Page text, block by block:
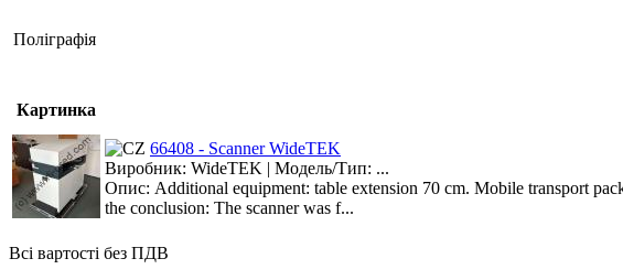
Поліграфія
Картинка
66408 - Scanner WideTEK
Виробник: WideTEK | Модель/Тип: ...
Опис: Additional equipment: table extension 70 cm. Mobile transport
the conclusion: The scanner was f...
Всі вартості без ПДВ